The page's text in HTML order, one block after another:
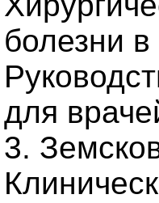
болезни
для
3.